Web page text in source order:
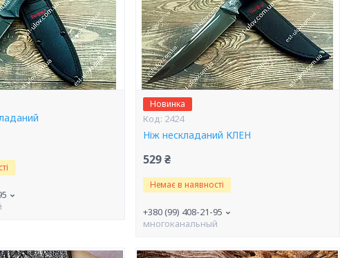
Новинка
2424
Ніж нескладаний КЛЕН
529 ₴
Немає в наявності
+380 (99) 408-21-95
многоканальный